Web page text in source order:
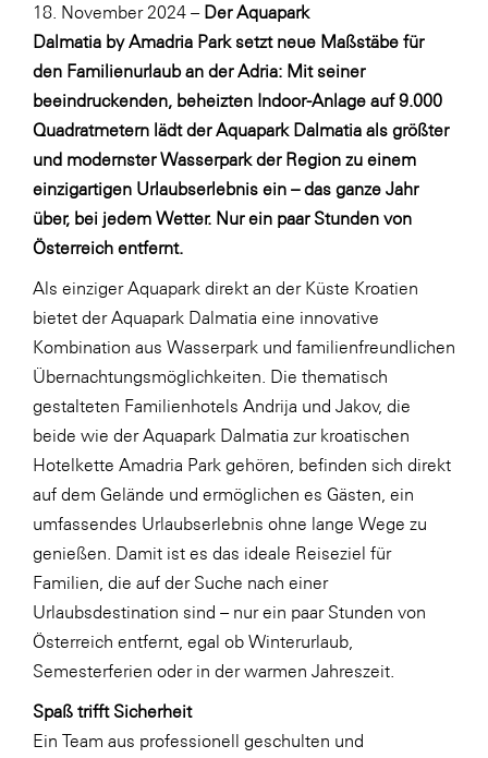
Gas Connect Austria
GBV - Verband gemeinnütziger
Bauvereinigungen
Getzner Werkstoffe
Heimat Österreich
ikp
Johnson & Johnson
kosaplaner
LAT Nitrogen
Lidl Österreich
Die Menü-Manufaktur
OMV
OptimaMed
PHH Rechtsanwält:innen
Primark
Salesforce
18. November 2024 – DerAquapark
Dalmatia byAmadria Parksetzt neue Maßstäbe für
den Familienurlaub an der Adria: Mit seiner
beeindruckenden, beheizten Indoor-Anlage auf 9.000
Quadratmetern lädt der Aquapark Dalmatia als größter
und modernster Wasserpark der Region zu einem
einzigartigen Urlaubserlebnis ein – das ganze Jahr
über, bei jedem Wetter. Nur ein paar Stunden von
Österreich entfernt.
Als einziger Aquapark direkt an der Küste Kroatien
bietet der Aquapark Dalmatia eine innovative
Kombination aus Wasserpark und familienfreundlichen
Übernachtungsmöglichkeiten. Die thematisch
gestalteten Familienhotels Andrija und Jakov, die
beide wie der Aquapark Dalmatia zur kroatischen
Hotelkette Amadria Park gehören, befinden sich direkt
auf dem Gelände und ermöglichen es Gästen, ein
umfassendes Urlaubserlebnis ohne lange Wege zu
genießen. Damit ist es das ideale Reiseziel für
Familien, die auf der Suche nach einer
Urlaubsdestination sind – nur ein paar Stunden von
Österreich entfernt, egal ob Winterurlaub,
Semesterferien oder in der warmen Jahreszeit.
Spaß trifft Sicherheit
Ein Team aus professionell geschulten und